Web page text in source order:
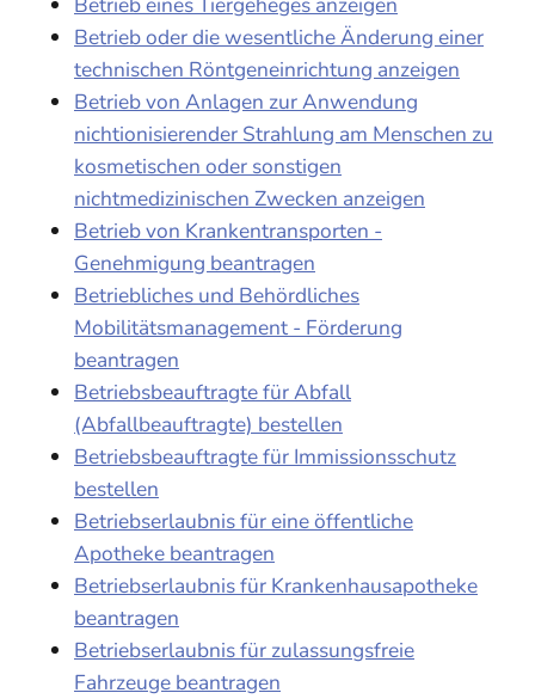
Betrieb oder die wesentliche Änderung einer
technischen Röntgeneinrichtung anzeigen
Betrieb von Anlagen zur Anwendung
nichtionisierender Strahlung am Menschen zu
kosmetischen oder sonstigen
nichtmedizinischen Zwecken anzeigen
Betrieb von Krankentransporten -
Genehmigung beantragen
Betriebliches und Behördliches
Mobilitätsmanagement - Förderung
beantragen
Betriebsbeauftragte für Abfall
(Abfallbeauftragte) bestellen
Betriebsbeauftragte für Immissionsschutz
bestellen
Betriebserlaubnis für eine öffentliche
Apotheke beantragen
Betriebserlaubnis für Krankenhausapotheke
beantragen
Betriebserlaubnis für zulassungsfreie
Fahrzeuge beantragen